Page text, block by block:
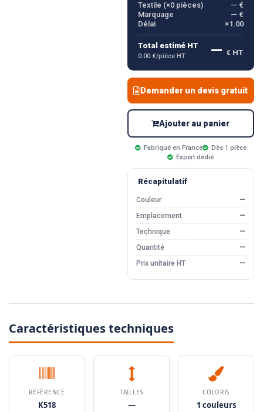
Textile (×0pièces)
— €
Marquage
— €
Délai
×1.00
Total estimé HT
0.00 €/pièce HT — € HT
Demander un devis gratuit
Ajouter au panier
Fabriqué en France
Dès 1 pièce
Expert dédié
Récapitulatif
Couleur
—
Emplacement
—
Technique
—
Quantité
—
Prix unitaire HT
—
Caractéristiques techniques
RÉFÉRENCE
K518
TAILLES
—
COLORIS
1 couleurs